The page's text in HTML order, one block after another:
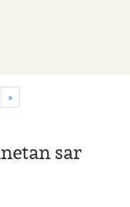
»
sar